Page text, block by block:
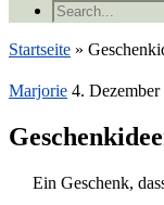
Startseite »
Marjorie 4. Dezember
Ein Geschenk,